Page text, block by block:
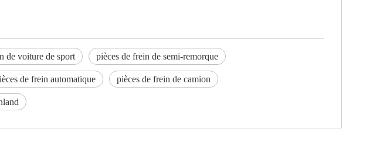
de voiture de sport pièces de frein de semi-remorque
de frein automatique pièces de frein de camion